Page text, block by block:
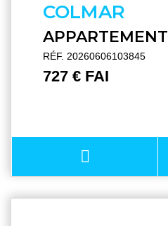
COLMAR
APPARTEMENT
RÉF. 20260606103845
727 € FAI